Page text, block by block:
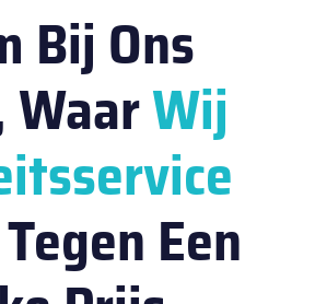
Bij Ons
Wij
Tegen Een